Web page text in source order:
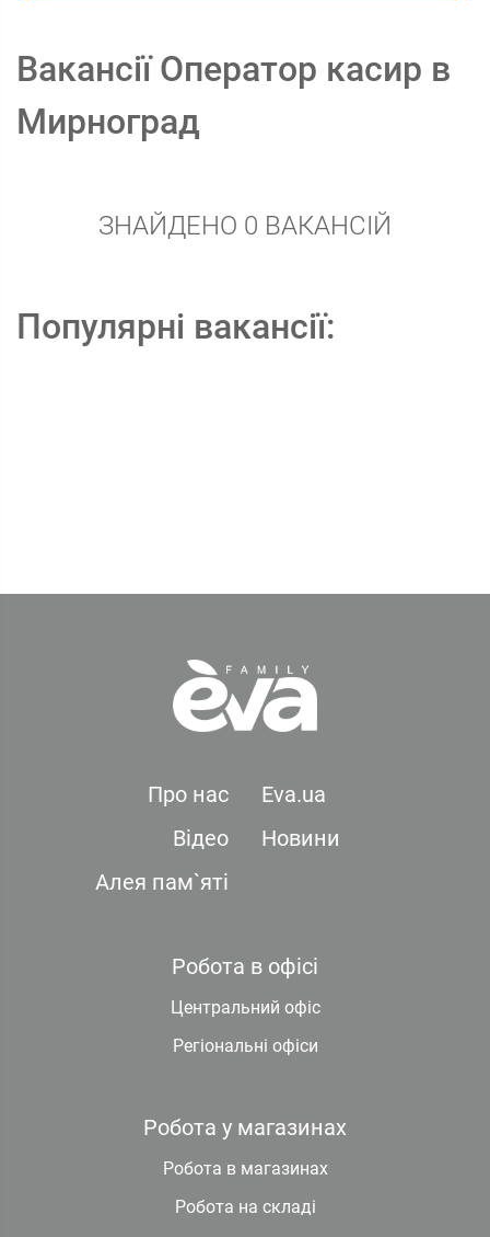
Вакансії Оператор касир в
Мирноград
ЗНАЙДЕНО 0 ВАКАНСІЙ
Популярні вакансії:
Про нас
Eva.ua
Відео
Новини
Алея пам`яті
Робота в офісі
Центральний офіс
Регіональні офіси
Робота у магазинах
Робота в магазинах
Робота на складі